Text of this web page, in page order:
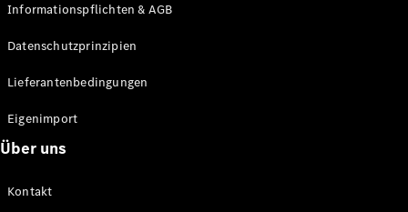
Informationspflichten & AGB
Datenschutzprinzipien
Lieferantenbedingungen
Eigenimport
Über uns
Kontakt